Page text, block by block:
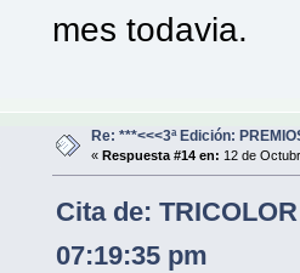
mes todavia.
Re: ***<<<3ª Edición:
« Respuesta #14 en: 12 de
Cita de:
07:19:35 pm